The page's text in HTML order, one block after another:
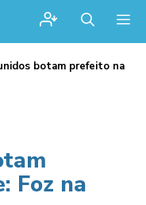
botam prefeito na
Foz na